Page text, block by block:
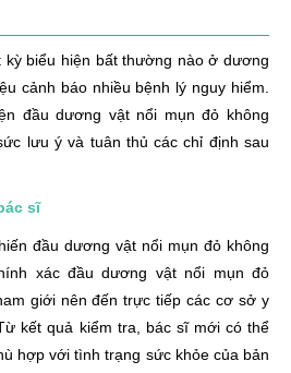
kỳ biểu hiện bất thường nào ở dương
cảnh báo nhiều bệnh lý nguy hiểm.
đầu dương vật nổi mụn đỏ không
lưu ý và tuân thủ các chỉ định sau
sĩ
đầu dương vật nổi mụn đỏ không
xác đầu dương vật nổi mụn đỏ
giới nên đến trực tiếp các cơ sở y
kết quả kiểm tra, bác sĩ mới có thể
hợp với tình trạng sức khỏe của bản